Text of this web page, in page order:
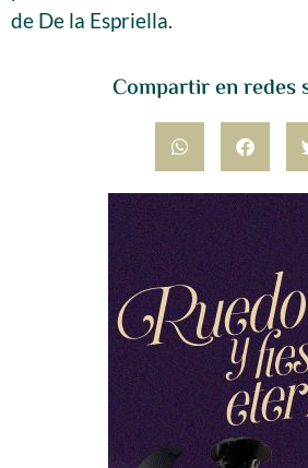
Compartir en redes
de De la Espriella.